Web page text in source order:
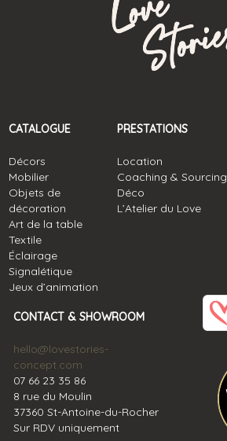
CATALOGUE
Décors
Mobilier
Objets de
décoration
Art de la table
Textile
Éclairage
Signalétique
Jeux d’animation
PRESTATIONS
Location
Coaching & Sourcing
Déco
L’Atelier du Love
CONTACT & SHOWROOM
hello@lovestories-
concept.com
07 66 23 35 86
8 rue du Moulin
37360 St-Antoine-du-Rocher
Sur RDV uniquement